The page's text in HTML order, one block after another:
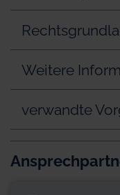
Weitere
verwandte